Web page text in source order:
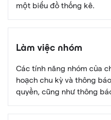
một biểu đồ thống kê.
Làm việc nhóm
Các tính năng nhóm của
hoạch chu kỳ và thông
quyền, cũng như thông